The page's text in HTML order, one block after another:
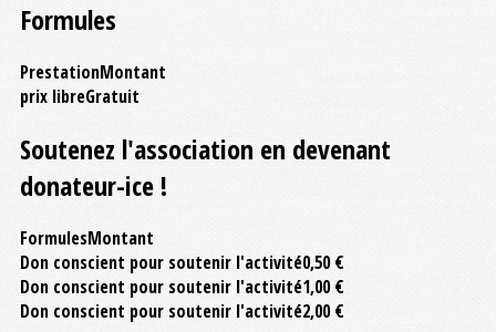
Formules
PrestationMontant
prix libreGratuit
Soutenez l'association en devenant
donateur-ice !
FormulesMontant
Don conscient pour soutenir l'activité0,50 €
Don conscient pour soutenir l'activité1,00 €
Don conscient pour soutenir l'activité2,00 €